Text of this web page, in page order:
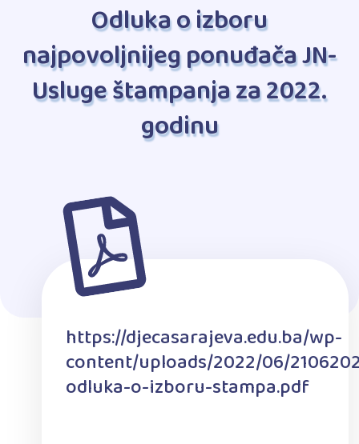
Odluka o izboru
najpovoljnijeg ponuđača JN-
Usluge štampanja za 2022.
godinu
https://djecasarajeva.edu.ba/wp-
content/uploads/2022/06/
odluka-o-izboru-stampa.pdf